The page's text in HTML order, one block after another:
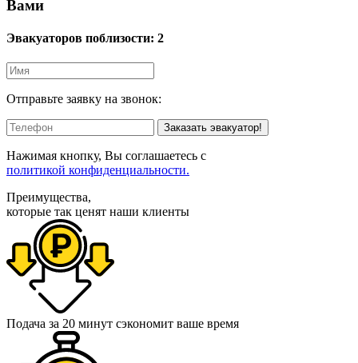
Вами
Эвакуаторов поблизости: 2
Отправьте заявку на звонок:
Заказать эвакуатор!
Нажимая кнопку, Вы соглашаетесь с
политикой конфиденциальности.
Преимущества,
которые так ценят наши клиенты
Подача за 20 минут сэкономит ваше время